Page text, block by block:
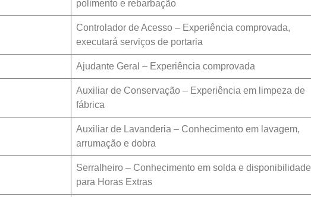
polimento e rebarbação
Controlador de Acesso – Experiência comprovada,
executará serviços de portaria
Ajudante Geral – Experiência comprovada
Auxiliar de Conservação – Experiência em limpeza de
fábrica
Auxiliar de Lavanderia – Conhecimento em lavagem,
arrumação e dobra
Serralheiro – Conhecimento em solda e disponibilidade
para Horas Extras